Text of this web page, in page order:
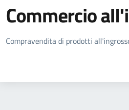
Commercio
Dettagli della
Compravendita di prodotti